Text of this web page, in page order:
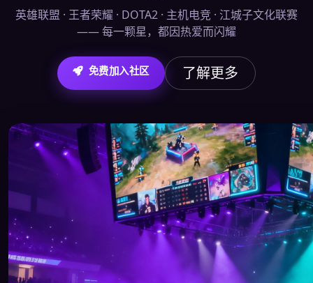
英雄联盟 · 王者荣耀 · DOTA2 · 主机电竞 · 江城子文化联赛
—— 每一颗星，都因热爱而闪耀
免费加入社区 了解更多